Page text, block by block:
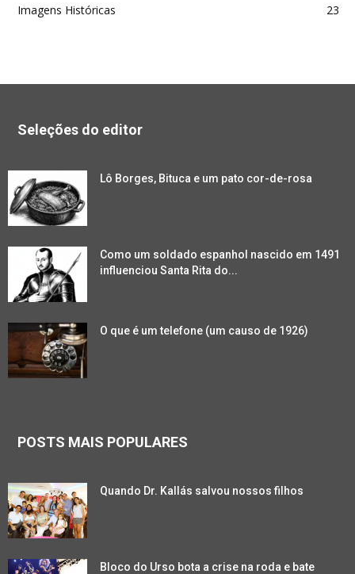
Imagens Históricas
23
Seleções do editor
Lô Borges, Bituca e um pato cor-de-rosa
Como um soldado espanhol nascido em 1491
influenciou Santa Rita do...
O que é um telefone (um causo de 1926)
POSTS MAIS POPULARES
Quando Dr. Kallás salvou nossos filhos
Bloco do Urso bota a crise na roda e bate